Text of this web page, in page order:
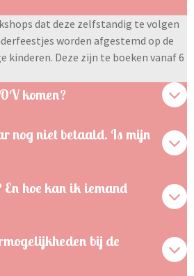
dat deze zelfstandig te volgen
worden afgestemd op de
kinderen. Deze zijn te boeken vanaf 6
komen?
nog niet betaald. Is mijn
hoe kan ik iemand
bij de